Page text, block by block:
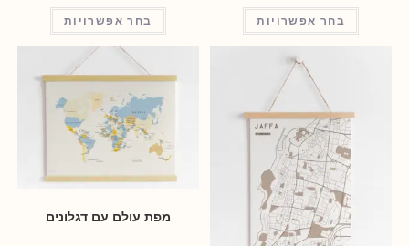
בחר אפשרויות בחר אפשרויות
מפת עולם עם דגלונים